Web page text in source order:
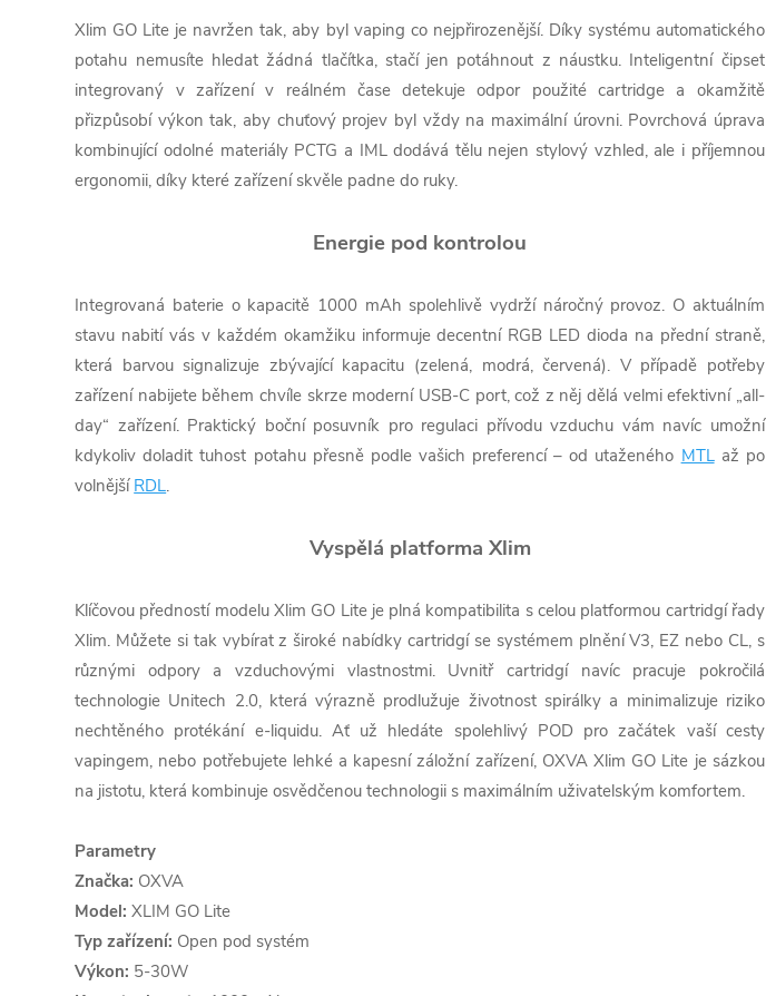
Xlim GO Lite je navržen tak, aby byl vaping co nejpřirozenější. Díky systému automatického
potahu nemusíte hledat žádná tlačítka, stačí jen potáhnout z náustku. Inteligentní čipset
integrovaný v zařízení v reálném čase detekuje odpor použité cartridge a okamžitě
přizpůsobí výkon tak, aby chuťový projev byl vždy na maximální úrovni. Povrchová úprava
kombinující odolné materiály PCTG a IML dodává tělu nejen stylový vzhled, ale i příjemnou
ergonomii, díky které zařízení skvěle padne do ruky.
Energie pod kontrolou
Integrovaná baterie o kapacitě 1000 mAh spolehlivě vydrží náročný provoz. O aktuálním
stavu nabití vás v každém okamžiku informuje decentní RGB LED dioda na přední straně,
která barvou signalizuje zbývající kapacitu (zelená, modrá, červená). V případě potřeby
zařízení nabijete během chvíle skrze moderní USB-C port, což z něj dělá velmi efektivní „all-
day“ zařízení. Praktický boční posuvník pro regulaci přívodu vzduchu vám navíc umožní
kdykoliv doladit tuhost potahu přesně podle vašich preferencí – od utaženého MTLaž po
volnější RDL.
Vyspělá platforma Xlim
Klíčovou předností modelu Xlim GO Lite je plná kompatibilita s celou platformou cartridgí řady
Xlim. Můžete si tak vybírat z široké nabídky cartridgí se systémem plnění V3, EZ nebo CL, s
různými odpory a vzduchovými vlastnostmi. Uvnitř cartridgí navíc pracuje pokročilá
technologie Unitech 2.0, která výrazně prodlužuje životnost spirálky a minimalizuje riziko
nechtěného protékání e-liquidu. Ať už hledáte spolehlivý POD pro začátek vaší cesty
vapingem, nebo potřebujete lehké a kapesní záložní zařízení, OXVA Xlim GO Lite je sázkou
na jistotu, která kombinuje osvědčenou technologii s maximálním uživatelským komfortem.
Parametry
Značka: OXVA
Model: XLIM GO Lite
Typ zařízení: Open pod systém
Výkon: 5-30W